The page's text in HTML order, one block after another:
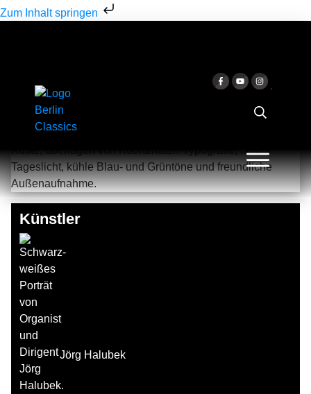
Zum Inhalt springen
Jörg Halubek & Jörg Halubek
Künstler
Jörg Halubek